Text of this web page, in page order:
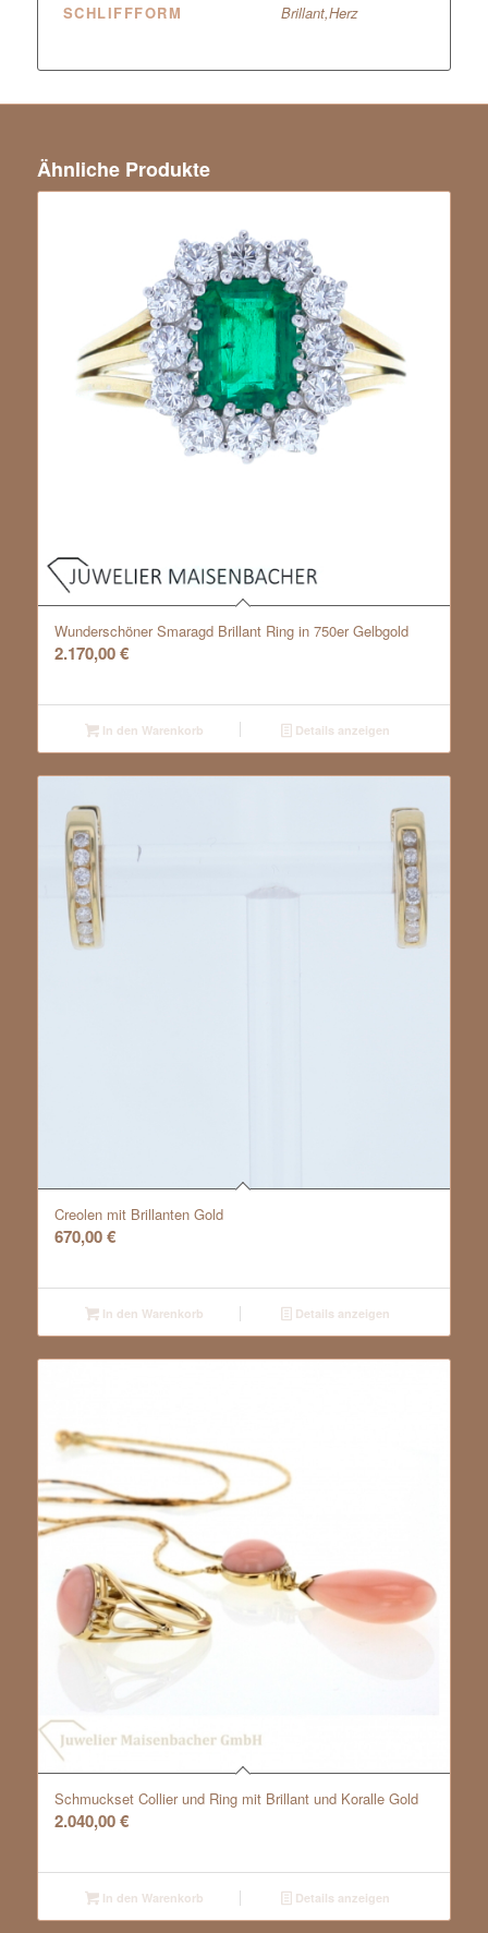
SCHLIFFFORM
Brillant,Herz
Ähnliche Produkte
Wunderschöner Smaragd Brillant Ring in 750er Gelbgold
2.170,00€
In den Warenkorb Details anzeigen
Creolen mit Brillanten Gold
670,00€
In den Warenkorb Details anzeigen
Schmuckset Collier und Ring mit Brillant und Koralle Gold
2.040,00€
In den Warenkorb Details anzeigen